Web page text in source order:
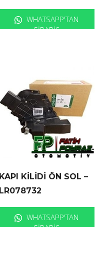
WHATSAPP'TAN
SIPARIŞ
KAPI KİLİDİ ÖN SOL –
LR078732
WHATSAPP'TAN
SIPARIŞ